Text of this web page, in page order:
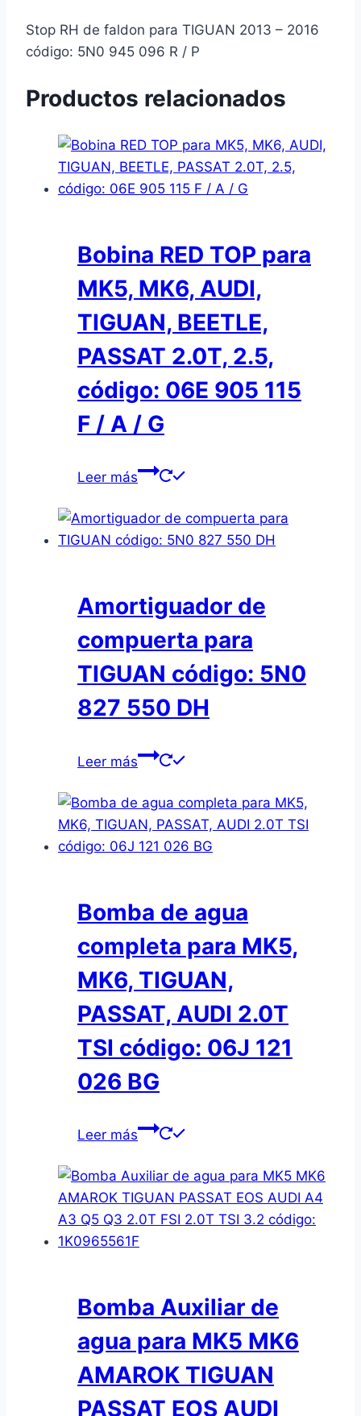
Stop RH de faldon para TIGUAN 2013 – 2016
código: 5N0 945 096 R / P
Productos relacionados
Bobina RED TOP para
MK5, MK6, AUDI,
TIGUAN, BEETLE,
PASSAT 2.0T, 2.5,
código: 06E 905 115
F / A / G
Leer más
Amortiguador de
compuerta para
TIGUAN código: 5N0
827 550 DH
Leer más
Bomba de agua
completa para MK5,
MK6, TIGUAN,
PASSAT, AUDI 2.0T
TSI código: 06J 121
026 BG
Leer más
Bomba Auxiliar de
agua para MK5 MK6
AMAROK TIGUAN
PASSAT EOS AUDI